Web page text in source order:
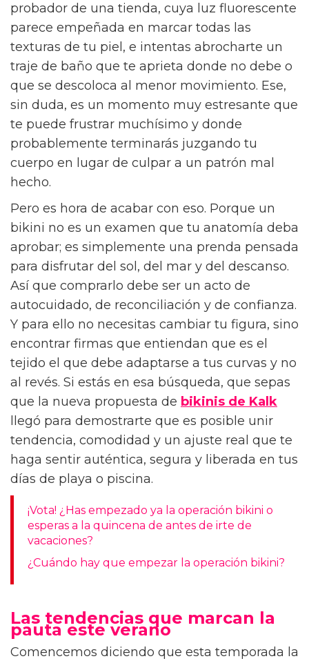
probador de una tienda, cuya luz fluorescente
parece empeñada en marcar todas las
texturas de tu piel, e intentas abrocharte un
traje de baño que te aprieta donde no debe o
que se descoloca al menor movimiento. Ese,
sin duda, es un momento muy estresante que
te puede frustrar muchísimo y donde
probablemente terminarás juzgando tu
cuerpo en lugar de culpar a un patrón mal
hecho.
Pero es hora de acabar con eso. Porque un
bikini no es un examen que tu anatomía deba
aprobar; es simplemente una prenda pensada
para disfrutar del sol, del mar y del descanso.
Así que comprarlo debe ser un acto de
autocuidado, de reconciliación y de confianza.
Y para ello no necesitas cambiar tu figura, sino
encontrar firmas que entiendan que es el
tejido el que debe adaptarse a tus curvas y no
al revés. Si estás en esa búsqueda, que sepas
que la nueva propuesta de bikinis de Kalk
llegó para demostrarte que es posible unir
tendencia, comodidad y un ajuste real que te
haga sentir auténtica, segura y liberada en tus
días de playa o piscina.
¡Vota! ¿Has empezado ya la operación bikini o
esperas a la quincena de antes de irte de
vacaciones?
¿Cuándo hay que empezar la operación bikini?
Las tendencias que marcan la
pauta este verano
Comencemos diciendo que esta temporada la